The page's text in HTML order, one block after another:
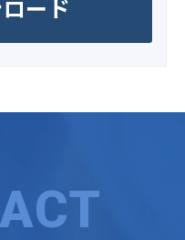
ード